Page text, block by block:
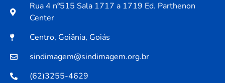
Rua 4 nº515 Sala 1717 a 1719 Ed. Parthenon
Center
Centro, Goiânia, Goiás
sindimagem@sindimagem.org.br
(62)3255-4629